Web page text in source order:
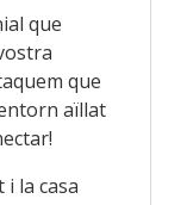
que
que
aïllat
la casa